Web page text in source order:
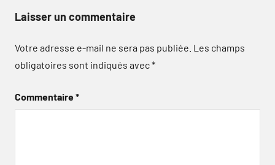
Laisser un commentaire
Votre adresse e-mail ne sera pas publiée. Les champs
obligatoires sont indiqués avec*
Commentaire*